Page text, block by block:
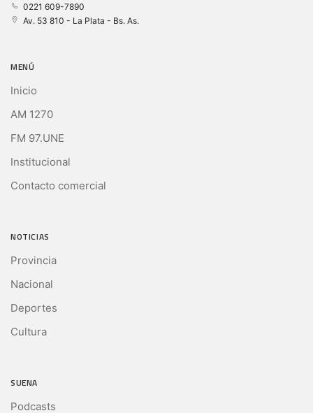
0221 609-7890
Av. 53 810 - La Plata - Bs. As.
MENÚ
Inicio
AM 1270
FM 97.UNE
Institucional
Contacto comercial
NOTICIAS
Provincia
Nacional
Deportes
Cultura
SUENA
Podcasts